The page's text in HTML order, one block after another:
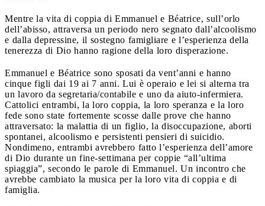
Mentre la vita di coppia di Emmanuel e Béatrice, sull’orlo
dell’abisso, attraversa un periodo nero segnato dall’alcoolismo
e dalla depressine, il sostegno famigliare e l’esperienza della
tenerezza di Dio hanno ragione della loro disperazione.
Emmanuel e Béatrice sono sposati da vent’anni e hanno
cinque figli dai 19 ai 7 anni. Lui è operaio e lei si alterna tra
un lavoro da segretaria/contabile e uno da aiuto-infermiera.
Cattolici entrambi, la loro coppia, la loro speranza e la loro
fede sono state fortemente scosse dalle prove che hanno
attraversato: la malattia di un figlio, la disoccupazione, aborti
spontanei, alcoolismo e persistenti pensieri di suicidio.
Nondimeno, entrambi avrebbero fatto l’esperienza dell’amore
di Dio durante un fine-settimana per coppie “all’ultima
spiaggia”, secondo le parole di Emmanuel. Un incontro che
avrebbe cambiato la musica per la loro vita di coppia e di
famiglia.